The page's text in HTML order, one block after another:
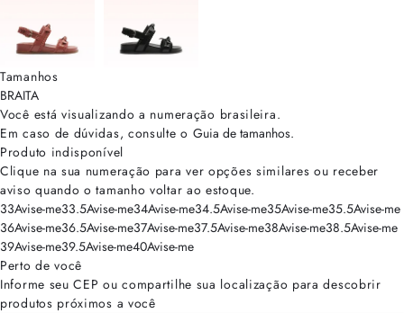
Tamanhos
BRAITA
Você está visualizando a numeração brasileira.
Em caso de dúvidas, consulte o Guia de tamanhos.
Produto indisponível
Clique na sua numeração para ver opções similares ou receber
aviso quando o tamanho voltar ao estoque.
33Avise-me33.5Avise-me34Avise-me34.5Avise-me35Avise-me35.5Avise-me
36Avise-me36.5Avise-me37Avise-me37.5Avise-me38Avise-me38.5Avise-me
39Avise-me39.5Avise-me40Avise-me
Perto de você
Informe seu CEP ou compartilhe sua localização para descobrir
produtos próximos a você